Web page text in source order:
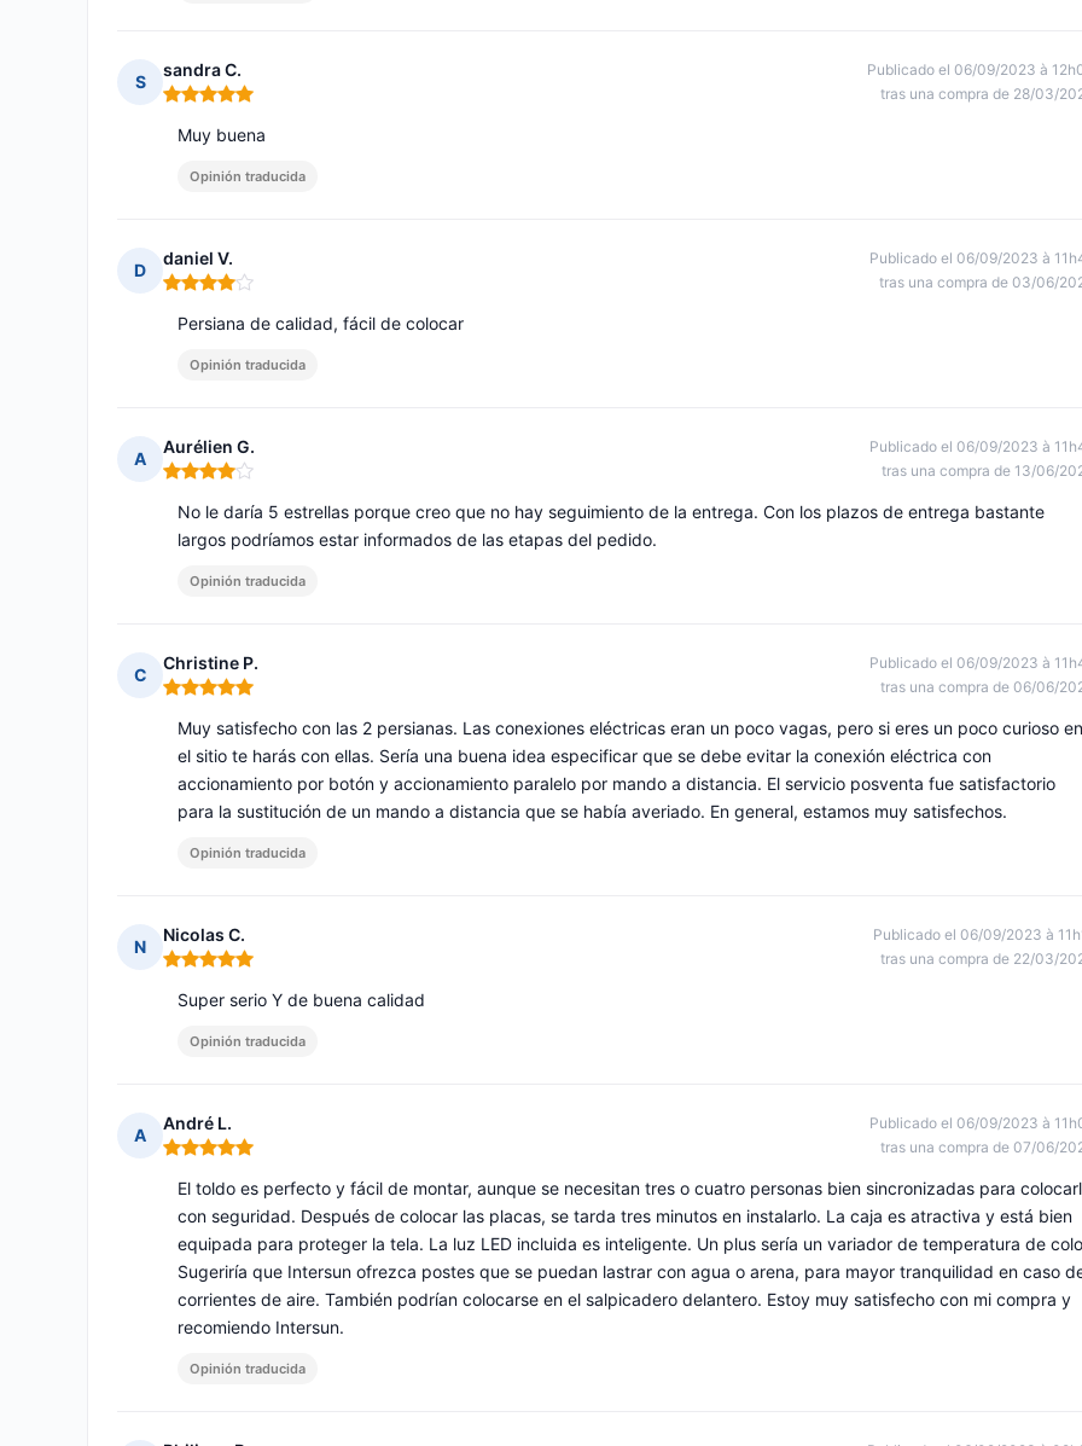
S
sandra C.
Nota: 5 de 5
Publicado el 06/09/2023 à
tras una compra de 28/03/
Muy buena
Opinión traducida
D
daniel V.
Nota: 4 de 5
Publicado el 06/09/2023 à
tras una compra de 03/06/
Persiana de calidad, fácil de colocar
Opinión traducida
A
Aurélien G.
Nota: 4 de 5
Publicado el 06/09/2023 à
tras una compra de 13/06/
No le daría 5 estrellas porque creo que no hay seguimiento de la entrega. Con los plazos de entrega bastante
largos podríamos estar informados de las etapas del pedido.
Opinión traducida
C
Christine P.
Nota: 5 de 5
Publicado el 06/09/2023 à
tras una compra de 06/06/
Muy satisfecho con las 2 persianas. Las conexiones eléctricas eran un poco vagas, pero si eres un poco curioso en
el sitio te harás con ellas. Sería una buena idea especificar que se debe evitar la conexión eléctrica con
accionamiento por botón y accionamiento paralelo por mando a distancia. El servicio posventa fue satisfactorio
para la sustitución de un mando a distancia que se había averiado. En general, estamos muy satisfechos.
Opinión traducida
N
Nicolas C.
Nota: 5 de 5
Publicado el 06/09/2023 à
tras una compra de 22/03/
Super serio Y de buena calidad
Opinión traducida
A
André L.
Nota: 5 de 5
Publicado el 06/09/2023 à
tras una compra de 07/06/
El toldo es perfecto y fácil de montar, aunque se necesitan tres o cuatro personas bien sincronizadas para
con seguridad. Después de colocar las placas, se tarda tres minutos en instalarlo. La caja es atractiva y está bien
equipada para proteger la tela. La luz LED incluida es inteligente. Un plus sería un variador de temperatura de
Sugeriría que Intersun ofrezca postes que se puedan lastrar con agua o arena, para mayor tranquilidad en caso
corrientes de aire. También podrían colocarse en el salpicadero delantero. Estoy muy satisfecho con mi compra y
recomiendo Intersun.
Opinión traducida